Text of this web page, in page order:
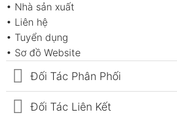
• Nhà sản xuất
• Liên hệ
• Tuyển dụng
• Sơ đồ Website
Đối Tác Phân Phối
Đối Tác Liên Kết